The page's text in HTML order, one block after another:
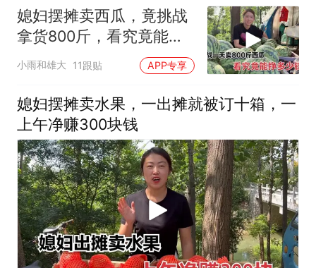
媳妇摆摊卖西瓜，竟挑战
拿货800斤，看究竟能不
能卖完？
小雨和雄大 11跟贴 APP专享
媳妇摆摊卖水果，一出摊就被订十箱，一
上午净赚300块钱